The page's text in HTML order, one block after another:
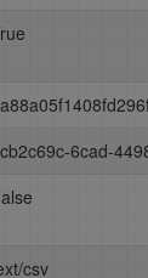
6cad-
csv